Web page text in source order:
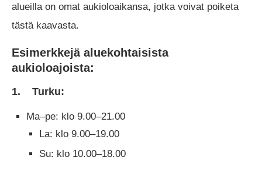
alueilla on omat aukioloaikansa, jotka voivat poiketa
tästä kaavasta.
Esimerkkejä aluekohtaisista
aukioloajoista:
1. Turku:
Ma–pe: klo 9.00–21.00
La: klo 9.00–19.00
Su: klo 10.00–18.00